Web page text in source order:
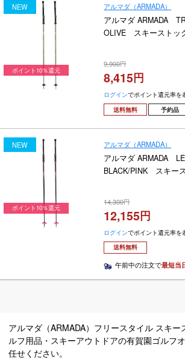
NEW アルマダ（ARMADA）
アルマダ ARMADA
OLIVE スキーストッ
9,900
8,415
ログインでポイント還元率を
送料無料
予約品
ポイント10％還元
NEW アルマダ（ARMADA）
アルマダ ARMADA
BLACK/PINK スキー
14,300
12,155
ログインでポイント還元率を
送料無料
ポイント10％還元
午前中の注文で最短当
アルマダ（ARMADA）フリースタイル スキ
ルフ用品・スキーアウトドアの有賀園ゴルフ
任せください。